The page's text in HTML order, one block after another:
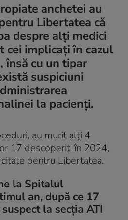
anchetei au
Libertatea că
despre alți medici
cei implicați în cazul
însă cu un tipar
suspiciuni
la pacienți.
au murit alți 4
17 descoperiți în 2024,
pentru Libertatea.
la Spitalul
an, după ce 17
la secția ATI